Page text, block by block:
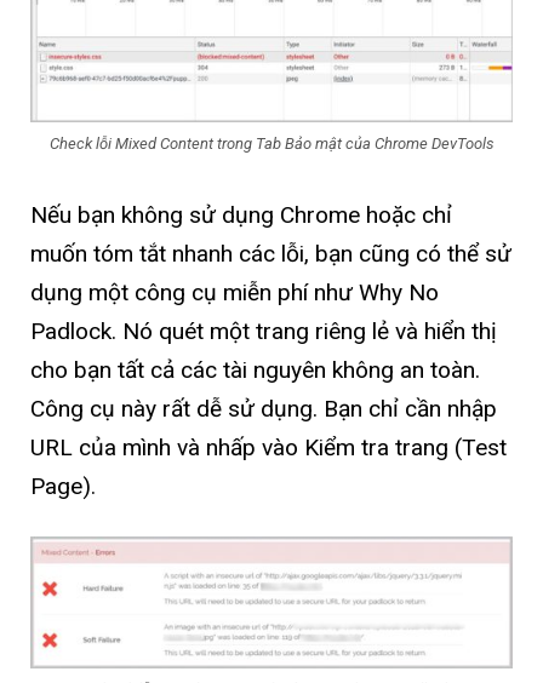
Check lỗi Mixed Content trong Tab Bảo mật của Chrome DevTools
Nếu bạn không sử dụng Chrome hoặc chỉ
muốn tóm tắt nhanh các lỗi, bạn cũng có thể sử
dụng một công cụ miễn phí như Why No
Padlock. Nó quét một trang riêng lẻ và hiển thị
cho bạn tất cả các tài nguyên không an toàn.
Công cụ này rất dễ sử dụng. Bạn chỉ cần nhập
URL của mình và nhấp vào Kiểm tra trang (Test
Page).